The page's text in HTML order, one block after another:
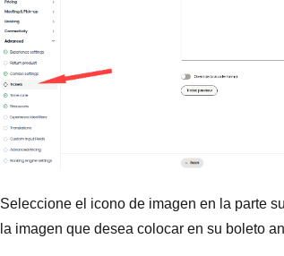
Seleccione el icono de imagen en la parte
la imagen que desea colocar en su boleto